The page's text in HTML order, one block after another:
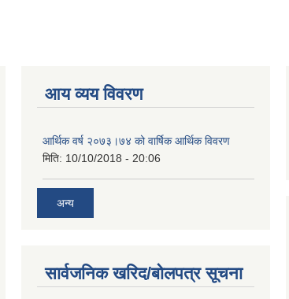
आय व्यय विवरण
आर्थिक वर्ष २०७३।७४ को वार्षिक आर्थिक विवरण
मिति: 10/10/2018 - 20:06
अन्य
सार्वजनिक खरिद/बोलपत्र सूचना